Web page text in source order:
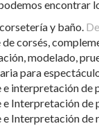
encontrar
y baño.
corsés,
modelado,
para
e interpretación de
e Interpretación de
e Interpretación de